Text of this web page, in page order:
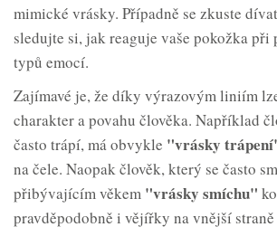
mimické vrásky. Případně se zkuste
sledujte si, jak reaguje vaše pokožka při
typů emocí.
Zajímavé je, že díky výrazovým liniím
charakter a povahu člověka. Například
často trápí, má obvykle "vrásky
na čele. Naopak člověk, který se často
přibývajícím věkem "vrásky smíchu"
pravděpodobně i vějířky na vnější